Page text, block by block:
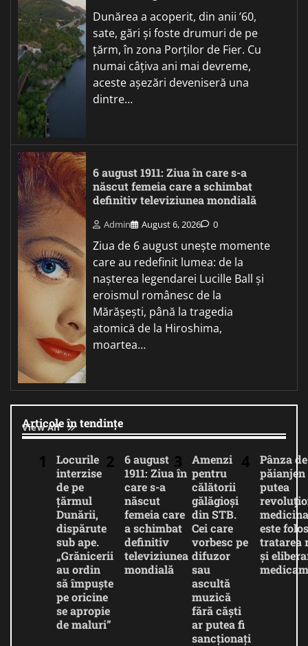
Dunărea a acoperit, din anii ’60,
sate, gări și foste drumuri de pe
țărm, în zona Porților de Fier. Cu
numai câțiva ani mai devreme,
aceste așezări deveniseră una
dintre…
6 august 1911: Ziua în care s-a
născut femeia care a schimbat
definitiv televiziunea mondială
Admin August 6, 2026 0
Ziua de 6 august unește momente
care au redefinit lumea: de la
nașterea legendarei Lucille Ball și
eroismul românesc de la
Mărășești, până la tragedia
atomică de la Hiroshima,
moartea…
Articole în tendințe
View All
Locurile
interzise
de pe
țărmul
Dunării,
dispărute
sub ape.
„Grănicerii
au ordin
să împuște
pe oricine
se apropie
de maluri”
6 august
1911: Ziua în
care s-a
născut
femeia care
a schimbat
definitiv
televiziunea
mondială
Amenzi
pentru
călătorii
gălăgioși
din STB.
Cei care
vorbesc pe
difuzor
sau
ascultă
muzică
fără căști
ar putea fi
sancționați
Pânza de
păianjen
putea
este
tratarea
și